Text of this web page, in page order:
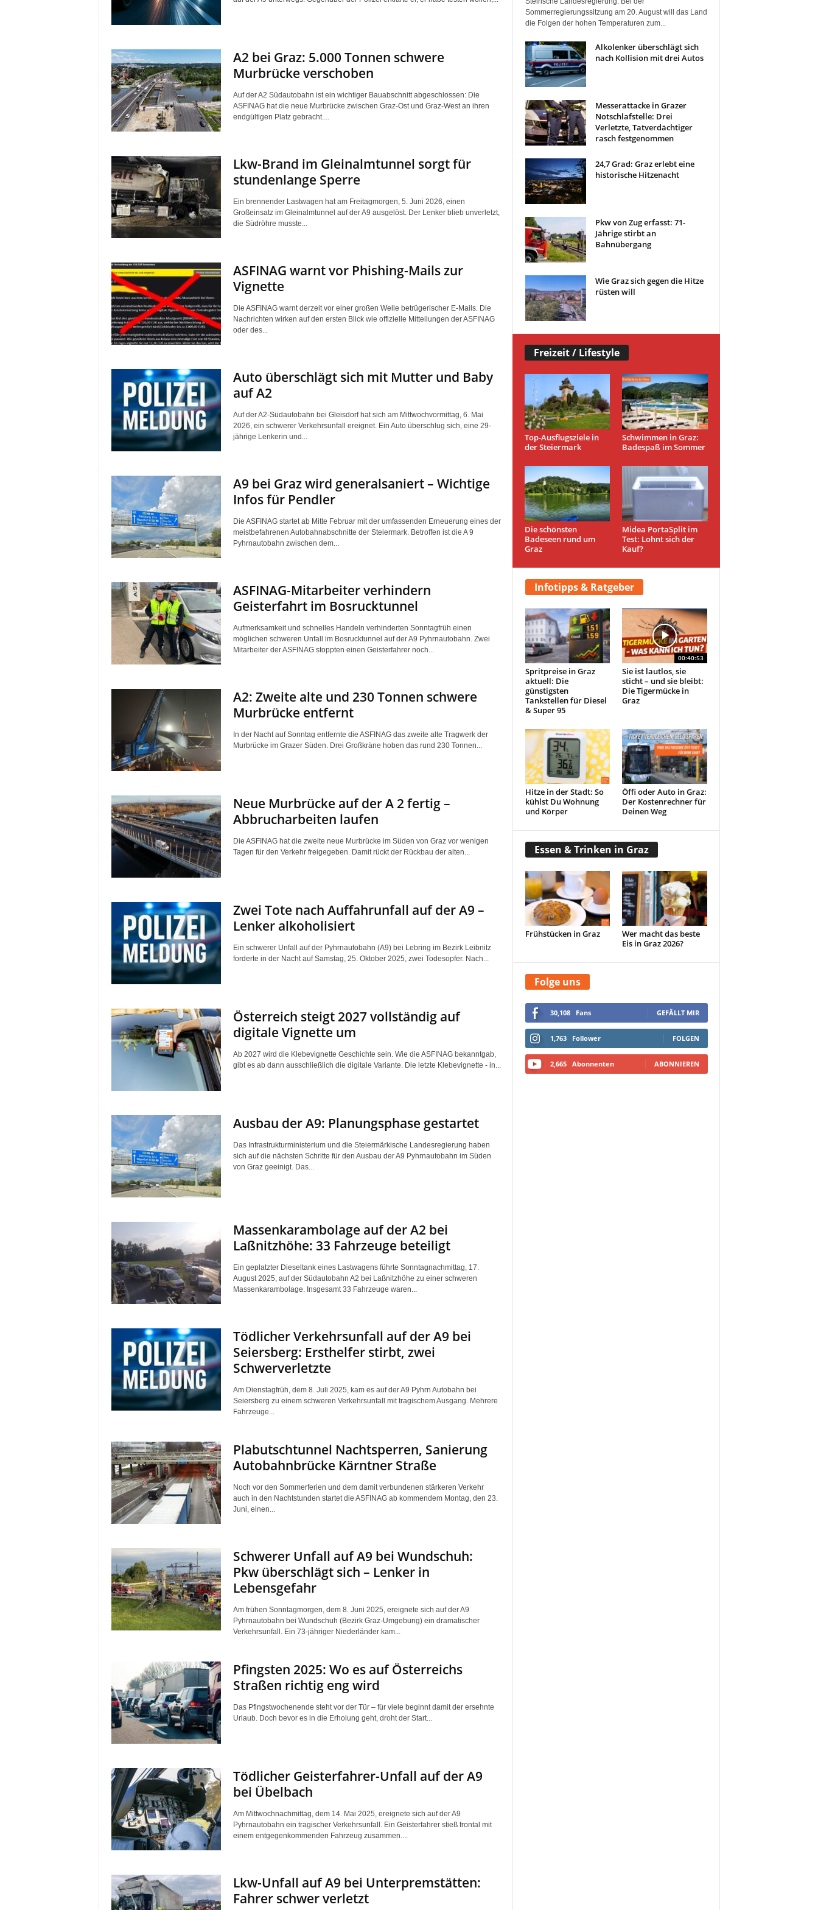
A2 bei Graz: 5.000 Tonnen schwere
Murbrücke verschoben
Auf der A2 Südautobahn ist ein wichtiger Bauabschnitt abgeschlossen: Die
ASFINAG hat die neue Murbrücke zwischen Graz-Ost und Graz-West an ihren
endgültigen Platz gebracht....
Lkw-Brand im Gleinalmtunnel sorgt für
stundenlange Sperre
Ein brennender Lastwagen hat am Freitagmorgen, 5. Juni 2026, einen
Großeinsatz im Gleinalmtunnel auf der A9 ausgelöst. Der Lenker blieb unverletzt,
die Südröhre musste...
ASFINAG warnt vor Phishing-Mails zur
Vignette
Die ASFINAG warnt derzeit vor einer großen Welle betrügerischer E-Mails. Die
Nachrichten wirken auf den ersten Blick wie offizielle Mitteilungen der ASFINAG
oder des...
Auto überschlägt sich mit Mutter und Baby
auf A2
Auf der A2-Südautobahn bei Gleisdorf hat sich am Mittwochvormittag, 6. Mai
2026, ein schwerer Verkehrsunfall ereignet. Ein Auto überschlug sich, eine 29-
jährige Lenkerin und...
A9 bei Graz wird generalsaniert – Wichtige
Infos für Pendler
Die ASFINAG startet ab Mitte Februar mit der umfassenden Erneuerung eines der
meistbefahrenen Autobahnabschnitte der Steiermark. Betroffen ist die A 9
Pyhrnautobahn zwischen dem...
ASFINAG-Mitarbeiter verhindern
Geisterfahrt im Bosrucktunnel
Aufmerksamkeit und schnelles Handeln verhinderten Sonntagfrüh einen
möglichen schweren Unfall im Bosrucktunnel auf der A9 Pyhrnautobahn. Zwei
Mitarbeiter der ASFINAG stoppten einen Geisterfahrer noch...
A2: Zweite alte und 230 Tonnen schwere
Murbrücke entfernt
In der Nacht auf Sonntag entfernte die ASFINAG das zweite alte Tragwerk der
Murbrücke im Grazer Süden. Drei Großkräne hoben das rund 230 Tonnen...
Neue Murbrücke auf der A 2 fertig –
Abbrucharbeiten laufen
Die ASFINAG hat die zweite neue Murbrücke im Süden von Graz vor wenigen
Tagen für den Verkehr freigegeben. Damit rückt der Rückbau der alten...
Zwei Tote nach Auffahrunfall auf der A9 –
Lenker alkoholisiert
Ein schwerer Unfall auf der Pyhrnautobahn (A9) bei Lebring im Bezirk Leibnitz
forderte in der Nacht auf Samstag, 25. Oktober 2025, zwei Todesopfer. Nach...
Österreich steigt 2027 vollständig auf
digitale Vignette um
Ab 2027 wird die Klebevignette Geschichte sein. Wie die ASFINAG bekanntgab,
gibt es ab dann ausschließlich die digitale Variante. Die letzte Klebevignette - in...
Ausbau der A9: Planungsphase gestartet
Das Infrastrukturministerium und die Steiermärkische Landesregierung haben
sich auf die nächsten Schritte für den Ausbau der A9 Pyhrnautobahn im Süden
von Graz geeinigt. Das...
Massenkarambolage auf der A2 bei
Laßnitzhöhe: 33 Fahrzeuge beteiligt
Ein geplatzter Dieseltank eines Lastwagens führte Sonntagnachmittag, 17.
August 2025, auf der Südautobahn A2 bei Laßnitzhöhe zu einer schweren
Massenkarambolage. Insgesamt 33 Fahrzeuge waren...
Tödlicher Verkehrsunfall auf der A9 bei
Seiersberg: Ersthelfer stirbt, zwei
Schwerverletzte
Am Dienstagfrüh, dem 8. Juli 2025, kam es auf der A9 Pyhrn Autobahn bei
Seiersberg zu einem schweren Verkehrsunfall mit tragischem Ausgang. Mehrere
Fahrzeuge...
Plabutschtunnel Nachtsperren, Sanierung
Autobahnbrücke Kärntner Straße
Noch vor den Sommerferien und dem damit verbundenen stärkeren Verkehr
auch in den Nachtstunden startet die ASFINAG ab kommendem Montag, den 23.
Juni, einen...
Schwerer Unfall auf A9 bei Wundschuh:
Pkw überschlägt sich – Lenker in
Lebensgefahr
Am frühen Sonntagmorgen, dem 8. Juni 2025, ereignete sich auf der A9
Pyhrnautobahn bei Wundschuh (Bezirk Graz-Umgebung) ein dramatischer
Verkehrsunfall. Ein 73-jähriger Niederländer kam...
Pfingsten 2025: Wo es auf Österreichs
Straßen richtig eng wird
Das Pfingstwochenende steht vor der Tür – für viele beginnt damit der ersehnte
Urlaub. Doch bevor es in die Erholung geht, droht der Start...
Tödlicher Geisterfahrer-Unfall auf der A9
bei Übelbach
Am Mittwochnachmittag, dem 14. Mai 2025, ereignete sich auf der A9
Pyhrnautobahn ein tragischer Verkehrsunfall. Ein Geisterfahrer stieß frontal mit
einem entgegenkommenden Fahrzeug zusammen....
Lkw-Unfall auf A9 bei Unterpremstätten:
Fahrer schwer verletzt
Sommerregierungssitzung am 20. August will das Land
die Folgen der hohen Temperaturen zum...
Alkolenker überschlägt sich
nach Kollision mit drei Autos
Messerattacke in Grazer
Notschlafstelle: Drei
Verletzte, Tatverdächtiger
rasch festgenommen
24,7 Grad: Graz erlebt eine
historische Hitzenacht
Pkw von Zug erfasst: 71-
Jährige stirbt an
Bahnübergang
Wie Graz sich gegen die Hitze
rüsten will
Freizeit / Lifestyle
Top-Ausflugsziele in
der Steiermark
Schwimmen in Graz:
Badespaß im Sommer
Die schönsten
Badeseen rund um
Graz
Midea PortaSplit im
Test: Lohnt sich der
Kauf?
Infotipps & Ratgeber
Spritpreise in Graz
aktuell: Die
günstigsten
Tankstellen für Diesel
& Super 95
00:40:53
Sie ist lautlos, sie
sticht – und sie bleibt:
Die Tigermücke in
Graz
Hitze in der Stadt: So
kühlst Du Wohnung
und Körper
Öffi oder Auto in Graz:
Der Kostenrechner für
Deinen Weg
Essen & Trinken in Graz
Frühstücken in Graz
Wer macht das beste
Eis in Graz 2026?
Folge uns
30,108 Fans GEFÄLLT MIR
1,763 Follower FOLGEN
2,665 Abonnenten ABONNIEREN